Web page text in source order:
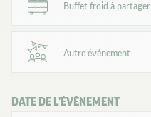
Buffet froid à partager
Autre événement
DATE DE L'ÉVÉNEMENT